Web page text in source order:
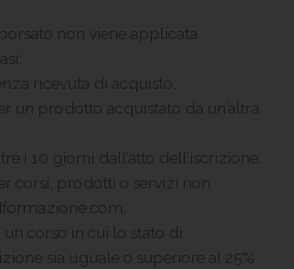
non viene applicata
ricevuta di acquisto;
un prodotto acquistato da un’altra
i 10 giorni dall’atto dell’iscrizione;
corsi, prodotti o servizi non
corso in cui lo stato di
sia uguale o superiore al 25%.